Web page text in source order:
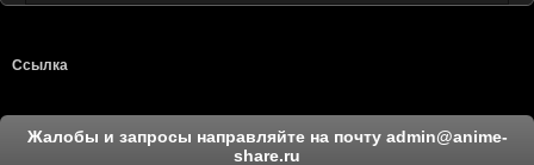
Ссылка
Жалобы и запросы направляйте на почту admin@anime-
share.ru